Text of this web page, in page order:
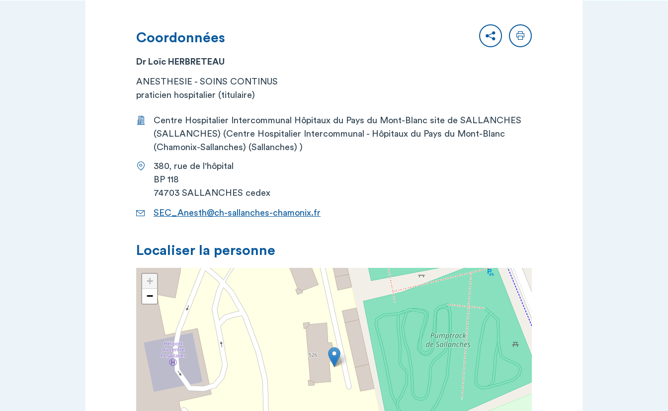
PartagerImprimer
Coordonnées
Dr Loïc HERBRETEAU
ANESTHESIE - SOINS CONTINUS
praticien hospitalier (titulaire)
Centre Hospitalier Intercommunal Hôpitaux du Pays du Mont-Blanc site de SALLANCHES
(SALLANCHES) (Centre Hospitalier Intercommunal - Hôpitaux du Pays du Mont-Blanc
(Chamonix-Sallanches) (Sallanches) )
380, rue de l'hôpital
BP 118
74703 SALLANCHES cedex
SEC_Anesth@ch-sallanches-chamonix.fr
Localiser la personne
+
−